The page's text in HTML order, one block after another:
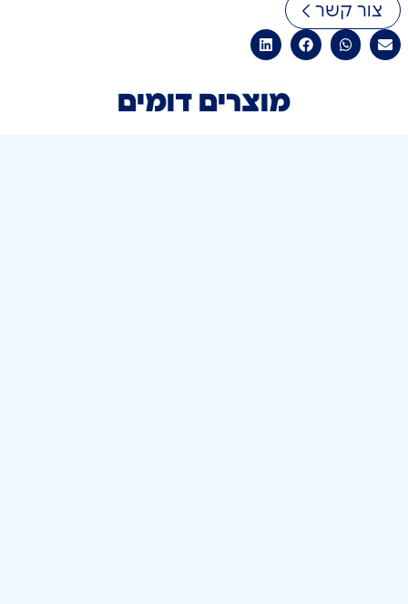
צור קשר
מוצרים דומים